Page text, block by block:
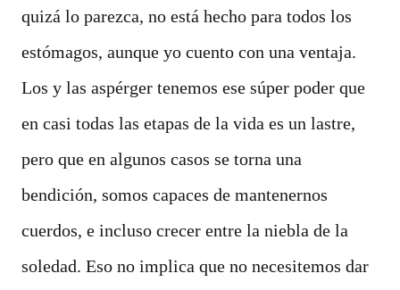
quizá lo parezca, no está hecho para todos los
estómagos, aunque yo cuento con una ventaja.
Los y las aspérger tenemos ese súper poder que
en casi todas las etapas de la vida es un lastre,
pero que en algunos casos se torna una
bendición, somos capaces de mantenernos
cuerdos, e incluso crecer entre la niebla de la
soledad. Eso no implica que no necesitemos dar